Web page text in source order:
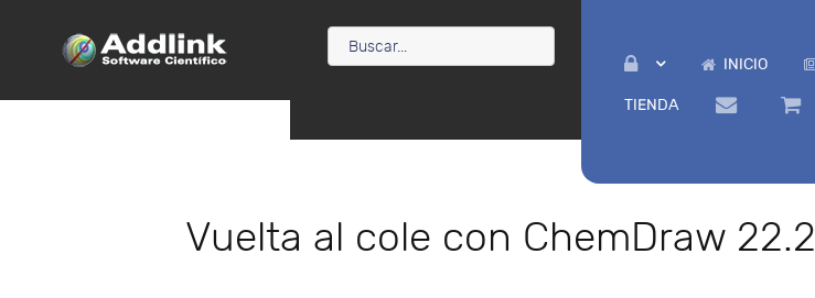
INICIO
TIENDA
Vuelta al cole con ChemDraw 22.2